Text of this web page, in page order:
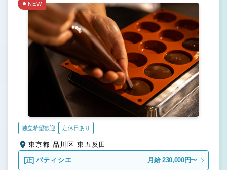
NEW
独立希望歓迎 定休日あり
東京都 品川区 東五反田
[正] パティシエ 月給 230,000円〜